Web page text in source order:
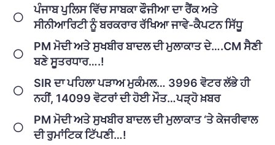
ਪੰਜਾਬ ਪੁਲਿਸ ਵਿੱਚ ਸਾਬਕਾ ਫੌਜੀਆ ਦਾ ਰੈਂਕ ਅਤੇ
ਸੀਨੀਆਰਿਟੀ ਨੂੰ ਬਰਕਰਾਰ ਰੱਖਿਆ ਜਾਵੇ-ਕੈਪਟਨ ਸਿੱਧੂ
PM ਮੋਦੀ ਅਤੇ ਸੁਖਬੀਰ ਬਾਦਲ ਦੀ ਮੁਲਾਕਾਤ ਦੇ….CM ਸੈਣੀ
ਬਣੇ ਸੂਤਰਧਾਰ….!
SIR ਦਾ ਪਹਿਲਾ ਪੜਾਅ ਮੁਕੰਮਲ… 3996 ਵੋਟਰ ਲੱਭੇ ਹੀ
ਨਹੀਂ, 14099 ਵੋਟਰਾਂ ਦੀ ਹੋਈ ਮੌਤ…ਪੜ੍ਹੋ ਖ਼ਬਰ
PM ਮੋਦੀ ਅਤੇ ਸੁਖਬੀਰ ਬਾਦਲ ਦੀ ਮੁਲਾਕਾਤ ‘ਤੇ ਕੇਜਰੀਵਾਲ
ਦੀ ਰੁਮਾਂਟਿਕ ਟਿੱਪਣੀ…!